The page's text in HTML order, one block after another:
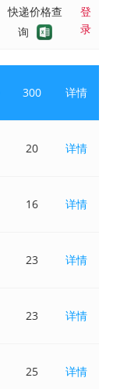
快递价格查
询
登
录
300 详情
20 详情
16 详情
23 详情
23 详情
25 详情